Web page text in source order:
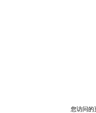
您访问的